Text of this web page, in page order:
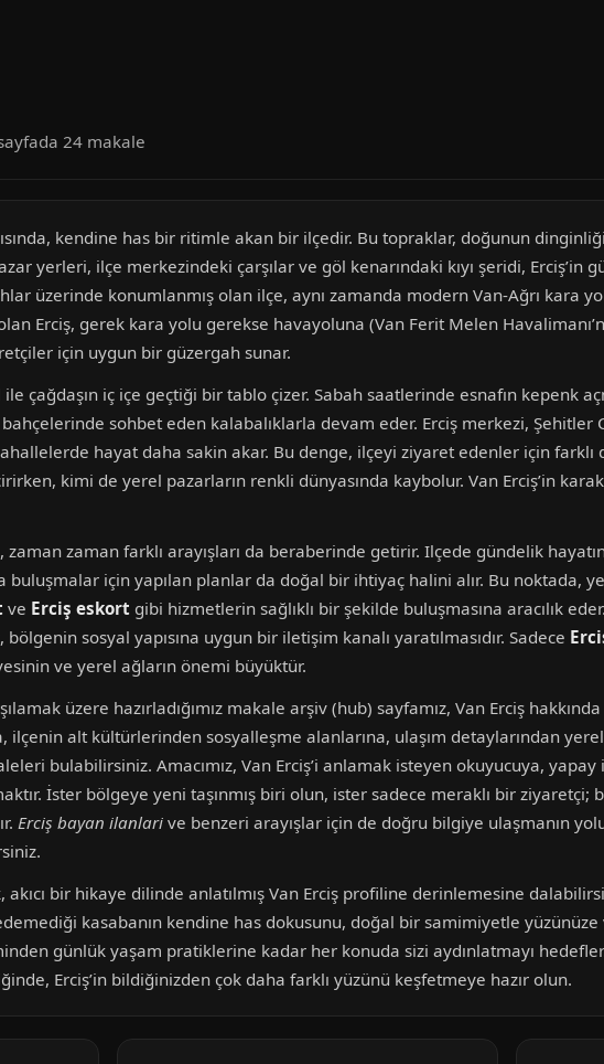
24 makale
kendine has bir ritimle akan bir ilçedir. Bu topraklar, doğunun
yerleri, ilçe merkezindeki çarşılar ve göl kenarındaki kıyı şeridi, Erciş’in
üzerinde konumlanmış olan ilçe, aynı zamanda modern Van-Ağrı kara
Erciş, gerek kara yolu gerekse havayoluna (Van Ferit Melen
için uygun bir güzergah sunar.
çağdaşın iç içe geçtiği bir tablo çizer. Sabah saatlerinde esnafın kepenk
sohbet eden kalabalıklarla devam eder. Erciş merkezi, Şehitler
hayat daha sakin akar. Bu denge, ilçeyi ziyaret edenler için
kimi de yerel pazarların renkli dünyasında kaybolur. Van Erciş’in
zaman zaman farklı arayışları da beraberinde getirir. Ilçede gündelik
buluşmalar için yapılan planlar da doğal bir ihtiyaç halini alır. Bu noktada,
ve Erciş eskort gibi hizmetlerin sağlıklı bir şekilde buluşmasına aracılık
sosyal yapısına uygun bir iletişim kanalı yaratılmasıdır. Sadece
ve yerel ağların önemi büyüktür.
üzere hazırladığımız makale arşiv (hub) sayfamız, Van Erciş
alt kültürlerinden sosyalleşme alanlarına, ulaşım detaylarından
bulabilirsiniz. Amacımız, Van Erciş’i anlamak isteyen okuyucuya,
İster bölgeye yeni taşınmış biri olun, ister sadece meraklı bir ziyaretçi;
Erciş bayan ilanlari ve benzeri arayışlar için de doğru bilgiye ulaşmanın
bir hikaye dilinde anlatılmış Van Erciş profiline derinlemesine
kasabanın kendine has dokusunu, doğal bir samimiyetle
günlük yaşam pratiklerine kadar her konuda sizi aydınlatmayı
Erciş’in bildiğinizden çok daha farklı yüzünü keşfetmeye hazır olun.